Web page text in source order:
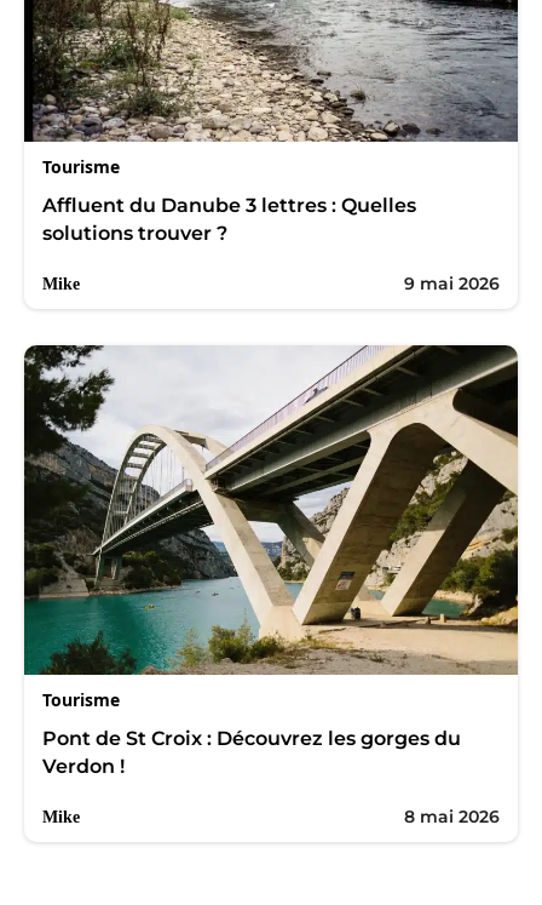
Tourisme
Affluent du Danube 3 lettres : Quelles
solutions trouver ?
Mike 9 mai 2026
Tourisme
Pont de St Croix : Découvrez les gorges du
Verdon !
Mike 8 mai 2026